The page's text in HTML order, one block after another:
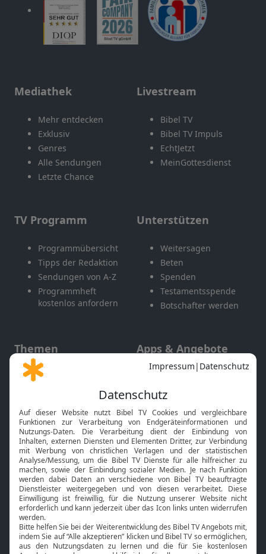
Mediathek
Mehr entdecken
Exklusiv
Genres
Alle Sendungen
Letzte Chance
Livestream
Bibel TV
Bibel TV Impuls
EchtJetzt
MeinGottesdienst
TV Programm
Programmübersicht
Tipps der Redaktion
Sendungen von A-Z
Programmheft
kostenlos anfordern
Unterstützen
Weitersagen
Beten
Spenden
Testamentsspende
Botschafter werden
Themen
Gott und Bibel erklärt
Neuigkeiten
Apps & Angebote
Mobile App
Smart TV
HbbTV
Bibelthek Online-Bibel
Nächster Gottesdienst
Bibel TV
Über uns
Jobs
Service
Kontakt
TV-Empfang